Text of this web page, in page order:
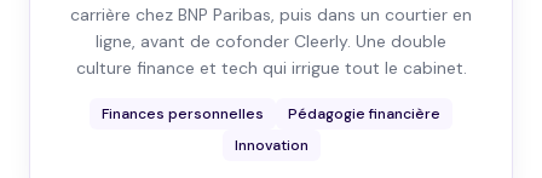
carrière chez BNP Paribas, puis dans un courtier en
ligne, avant de cofonder Cleerly. Une double
culture finance et tech qui irrigue tout le cabinet.
Finances personnelles
Pédagogie financière
Innovation